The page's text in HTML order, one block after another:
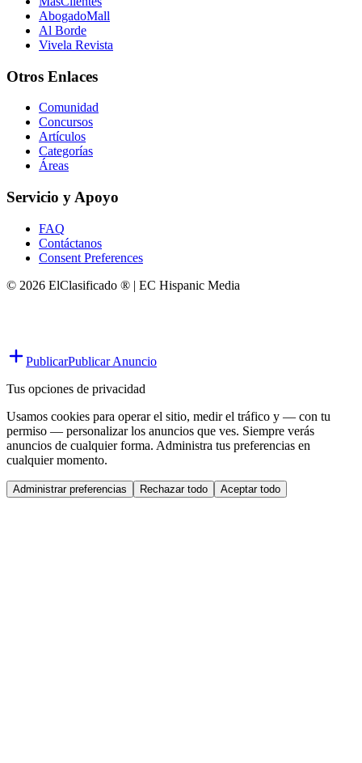
AbogadoMall
Al Borde
Vivela Revista
Otros Enlaces
Comunidad
Concursos
Artículos
Categorías
Áreas
Servicio y Apoyo
FAQ
Contáctanos
Consent Preferences
© 2026 ElClasificado ® | EC Hispanic Media
PublicarPublicar Anuncio
Tus opciones de privacidad
Usamos cookies para operar el sitio, medir el tráfico y — con tu
permiso — personalizar los anuncios que ves. Siempre verás
anuncios de cualquier forma. Administra tus preferencias en
cualquier momento.
Administrar preferencias Rechazar todo Aceptar todo